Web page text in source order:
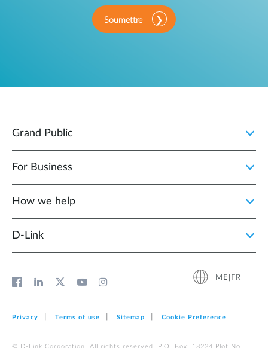
Soumettre
Grand Public
For Business
How we help
D‑Link
ME|FR
Privacy Terms of use Sitemap Cookie Preference